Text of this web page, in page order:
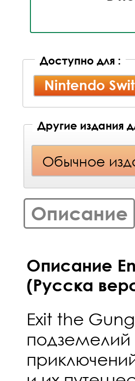
Доступно для :
Nintendo
Другие издания
Обычное
Описание
Описание
(Русска
Exit the
подземелий